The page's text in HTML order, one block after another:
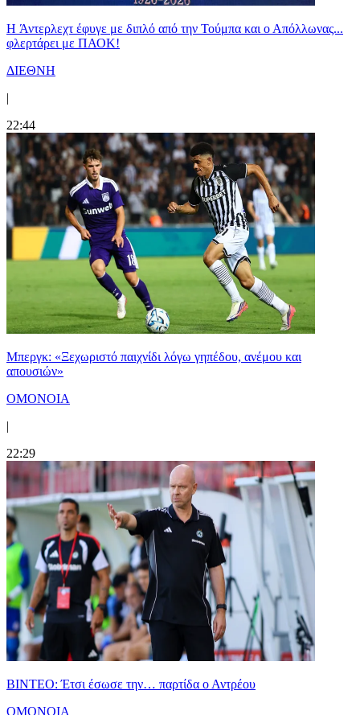
H Άντερλεχτ έφυγε με διπλό από την Τούμπα και ο Απόλλωνας...
φλερτάρει με ΠΑΟΚ!
ΔΙΕΘΝΗ
|
22:44
Μπεργκ: «Ξεχωριστό παιχνίδι λόγω γηπέδου, ανέμου και
απουσιών»
ΟΜΟΝΟΙΑ
|
22:29
ΒΙΝΤΕΟ: Έτσι έσωσε την… παρτίδα ο Αντρέου
ΟΜΟΝΟΙΑ